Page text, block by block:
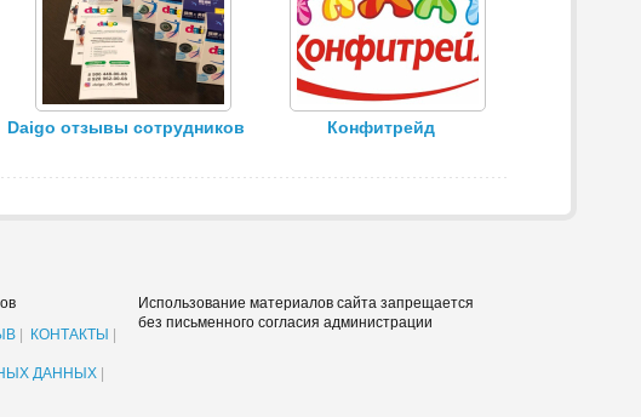
Daigo отзывы сотрудников Конфитрейд
КОНТАКТЫ
ДАННЫХ
Использование материалов сайта запрещается
без письменного согласия администрации